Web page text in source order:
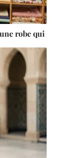
robe qui